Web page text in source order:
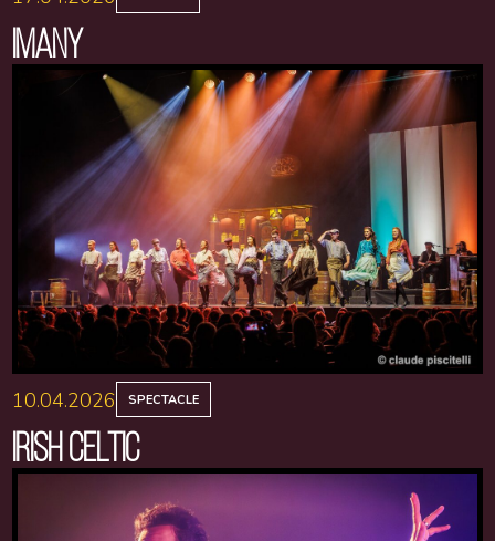
IMANY
10.04.2026 SPECTACLE
IRISH CELTIC